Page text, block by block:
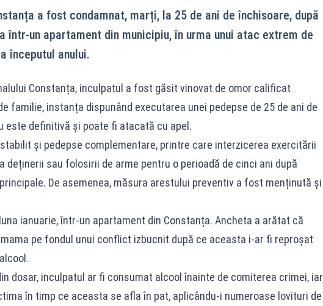
a fost condamnat, marți, la 25 de ani de închisoare, după
într-un apartament din municipiu, în urma unui atac extrem de
începutul anului.
Constanța, inculpatul a fost găsit vinovat de omor calificat
familie, instanța dispunând executarea unei pedepse de 25 de ani de
este definitivă și poate fi atacată cu apel.
și pedepse complementare, printre care interzicerea exercitării
deținerii sau folosirii de arme pentru o perioadă de cinci ani după
De asemenea, măsura arestului preventiv a fost menținută și
ianuarie, într-un apartament din Constanța. Ancheta a arătat că
pe fondul unui conflict izbucnit după ce aceasta i-ar fi reproșat
dosar, inculpatul ar fi consumat alcool înainte de comiterea crimei, iar
în timp ce aceasta se afla în pat, aplicându-i numeroase lovituri de